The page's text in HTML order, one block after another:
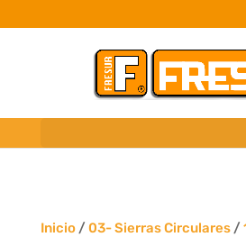
Inicio/ 03- Sierras Circulares/